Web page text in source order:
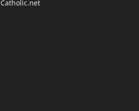
Catholic.net